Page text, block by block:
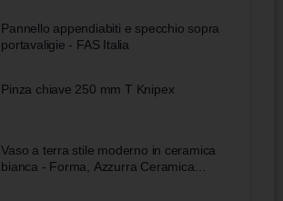
Pannello appendiabiti e specchio sopra
portavaligie - FAS Italia
Pinza chiave 250 mm T Knipex
Vaso a terra stile moderno in ceramica
bianca - Forma, Azzurra Ceramica